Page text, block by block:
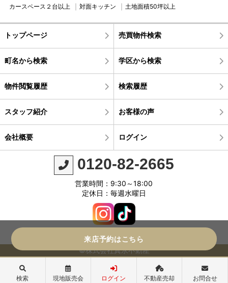
カースペース２台以上
対面キッチン 土地面積50坪以上
トップページ 売買物件検索
町名から検索 学区から検索
物件閲覧履歴 検索履歴
スタッフ紹介 お客様の声
会社概要 ログイン
0120-82-2665
営業時間：9:30～18:00
定休日：毎週水曜日
©株式会社真永不動産
来店予約はこちら
検索 現地販売会 ログイン 不動産売却 お問合せ